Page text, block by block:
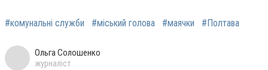
#комунальні служби #міський голова #маячки #Полтава
Ольга Солошенко
журналіст